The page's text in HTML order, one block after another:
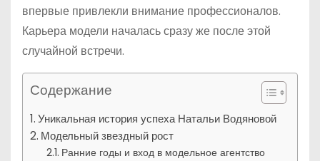
впервые привлекли внимание профессионалов.
Карьера модели началась сразу же после этой
случайной встречи.
Содержание
Уникальная история успеха Натальи Водяновой
Модельный звездный рост
Ранние годы и вход в модельное агентство